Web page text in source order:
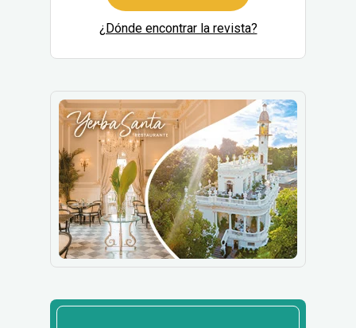
¿Dónde encontrar la revista?